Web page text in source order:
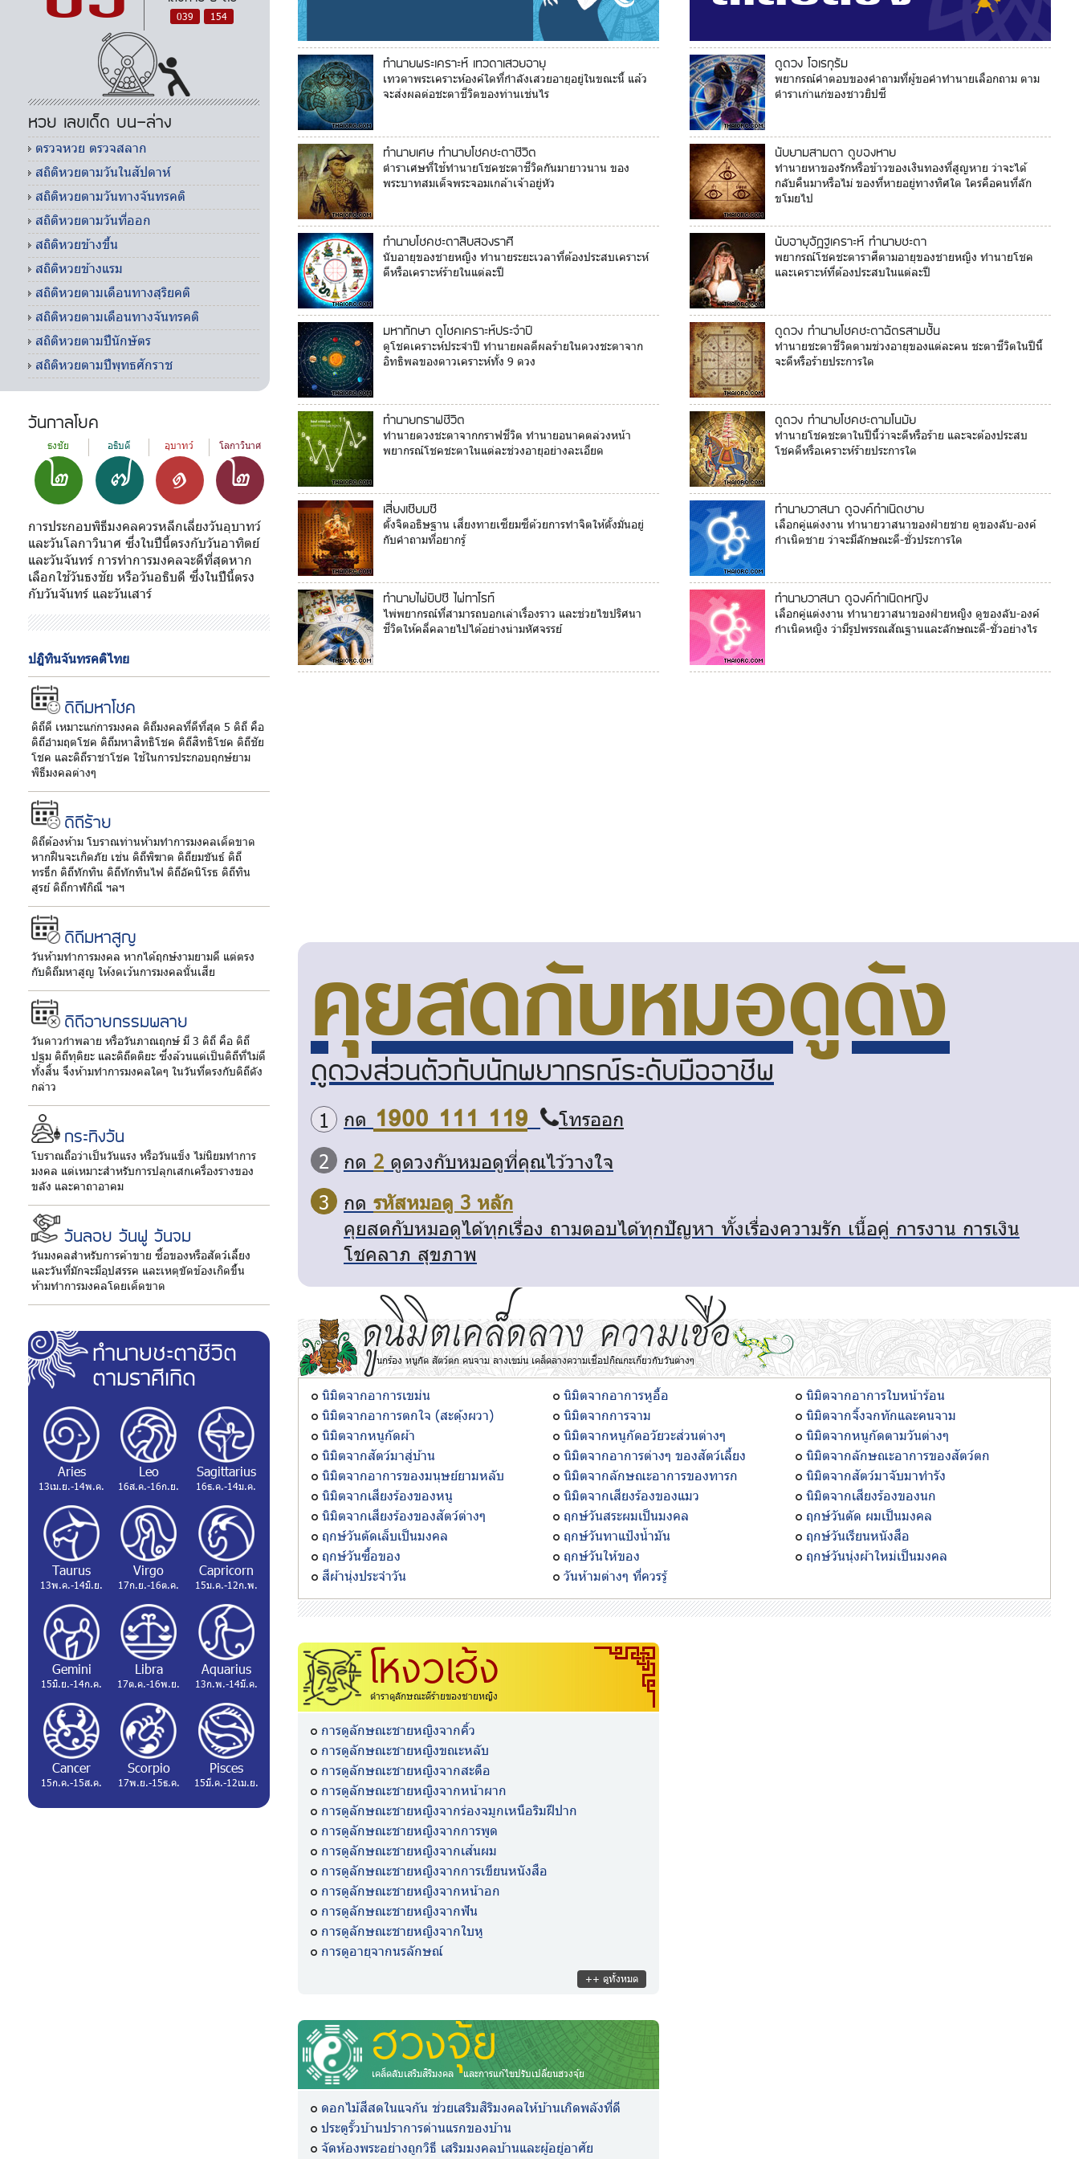
039 154
หวย เลขเด็ด บน-ล่าง
ตรวจหวย ตรวจสลาก
สถิติหวยตามวันในสัปดาห์
สถิติหวยตามวันทางจันทรคติ
สถิติหวยตามวันที่ออก
สถิติหวยข้างขึ้น
สถิติหวยข้างแรม
สถิติหวยตามเดือนทางสุริยคติ
สถิติหวยตามเดือนทางจันทรคติ
สถิติหวยตามปีนักษัตร
สถิติหวยตามปีพุทธศักราช
วันกาลโยค
ธงชัย อธิบดี อุบาทว์ โลกาวินาศ
๒ ๗ ๑ ๒
การประกอบพิธีมงคลควรหลีกเลี่ยงวันอุบาทว์
และวันโลกาวินาศ ซึ่งในปีนี้ตรงกับวันอาทิตย์
และวันจันทร์ การทำการมงคลจะดีที่สุดหาก
เลือกใช้วันธงชัย หรือวันอธิบดี ซึ่งในปีนี้ตรง
กับวันจันทร์ และวันเสาร์
ปฎิทินจันทรคติไทย
ดิถีมหาโชค
ดิถีดี เหมาะแก่การมงคล ดิถีมงคลที่ดีที่สุด 5 ดิถี คือ
ดิถีอำมฤตโชค ดิถีมหาสิทธิโชค ดิถีสิทธิโชค ดิถีชัย
โชค และดิถีราชาโชค ใช้ในการประกอบฤกษ์ยาม
พิธีมงคลต่างๆ
ดิถีร้าย
ดิถีต้องห้าม โบราณท่านห้ามทำการมงคลเด็ดขาด
หากฝืนจะเกิดภัย เช่น ดิถีพิฆาต ดิถียมขันธ์ ดิถี
ทรธึก ดิถีทักทิน ดิถีทักทินไฟ ดิถีอัคนิโรธ ดิถีทิน
สูรย์ ดิถีกาฬกิณี ฯลฯ
ดิถีมหาสูญ
วันห้ามทำการมงคล หากได้ฤกษ์งามยามดี แต่ตรง
กับดิถีมหาสูญ ให้งดเว้นการมงคลนั้นเสีย
ดิถีอายกรรมพลาย
วันดาวกำพลาย หรือวันภาณฤกษ์ มี 3 ดิถี คือ ดิถี
ปฐม ดิถีทุติยะ และดิถีตติยะ ซึ่งล้วนแต่เป็นดิถีที่ไม่ดี
ทั้งสิ้น จึงห้ามทำการมงคลใดๆ ในวันที่ตรงกับดิถีดัง
กล่าว
กระทิงวัน
โบราณถือว่าเป็นวันแรง หรือวันแข็ง ไม่นิยมทำการ
มงคล แต่เหมาะสำหรับการปลุกเสกเครื่องรางของ
ขลัง และคาถาอาคม
วันลอย วันฟู วันจม
วันมงคลสำหรับการค้าขาย ซื้อของหรือสัตว์เลี้ยง
และวันที่มักจะมีอุปสรรค และเหตุขัดข้องเกิดขึ้น
ห้ามทำการมงคลโดยเด็ดขาด
ทำนายชะตาชีวิต
ตามราศีเกิด
Aries
13เม.ย.-14พ.ค.
Leo
16ส.ค.-16ก.ย.
Sagittarius
16ธ.ค.-14ม.ค.
Taurus
13พ.ค.-14มิ.ย.
Virgo
17ก.ย.-16ต.ค.
Capricorn
15ม.ค.-12ก.พ.
Gemini
15มิ.ย.-14ก.ค.
Libra
17ต.ค.-16พ.ย.
Aquarius
13ก.พ.-14มี.ค.
Cancer
15ก.ค.-15ส.ค.
Scorpio
17พ.ย.-15ธ.ค.
Pisces
15มี.ค.-12เม.ย.
ทำนายพระเคราะห์ เทวดาเสวยอายุ
เทวดาพระเคราะห์องค์ใดที่กำลังเสวยอายุอยู่ในขณะนี้ แล้ว
จะส่งผลต่อชะตาชีวิตของท่านเช่นไร
ทำนายเศษ ทำนายโชคชะตาชีวิต
ตำราเศษที่ใช้ทำนายโชคชะตาชีวิตกันมายาวนาน ของ
พระบาทสมเด็จพระจอมเกล้าเจ้าอยู่หัว
ทำนายโชคชะตาสิบสองราศี
นับอายุของชายหญิง ทำนายระยะเวลาที่ต้องประสบเคราะห์
ดีหรือเคราะห์ร้ายในแต่ละปี
มหาทักษา ดูโชคเคราะห์ประจำปี
ดูโชคเคราะห์ประจำปี ทำนายผลดีผลร้ายในดวงชะตาจาก
อิทธิพลของดาวเคราะห์ทั้ง 9 ดวง
ทำนายกราฟชีวิต
ทำนายดวงชะตาจากกราฟชีวิต ทำนายอนาคตล่วงหน้า
พยากรณ์โชคชะตาในแต่ละช่วงอายุอย่างละเอียด
เสี่ยงเซียมซี
ตั้งจิตอธิษฐาน เสี่ยงทายเซียมซีด้วยการทำจิตให้ตั้งมั่นอยู่
กับคำถามที่อยากรู้
ทำนายไพ่ยิปซี ไพ่ทาโรท์
ไพ่พยากรณ์ที่สามารถบอกเล่าเรื่องราว และช่วยไขปริศนา
ชีวิตให้คลี่คลายไปได้อย่างน่ามหัศจรรย์
ดูดวง โอเรกุรัม
พยากรณ์คำตอบของคำถามที่ผู้ขอคำทำนายเลือกถาม ตาม
ตำราเก่าแก่ของชาวยิปซี
นับยามสามตา ดูของหาย
ทำนายหาของรักหรือข้าวของเงินทองที่สูญหาย ว่าจะได้
กลับคืนมาหรือไม่ ของที่หายอยู่ทางทิศใด ใครคือคนที่ลัก
ขโมยไป
นับอายุอัฏฐเคราะห์ ทำนายชะตา
พยากรณ์โชคชะตาราศีตามอายุของชายหญิง ทำนายโชค
และเคราะห์ที่ต้องประสบในแต่ละปี
ดูดวง ทำนายโชคชะตาฉัตรสามชั้น
ทำนายชะตาชีวิตตามช่วงอายุของแต่ละคน ชะตาชีวิตในปีนี้
จะดีหรือร้ายประการใด
ดูดวง ทำนายโชคชะตามโนมัย
ทำนายโชคชะตาในปีนี้ว่าจะดีหรือร้าย และจะต้องประสบ
โชคดีหรือเคราะห์ร้ายประการใด
ทำนายวาสนา ดูองค์กำเนิดชาย
เลือกคู่แต่งงาน ทำนายวาสนาของฝ่ายชาย ดูของลับ-องค์
กำเนิดชาย ว่าจะมีลักษณะดี-ชั่วประการใด
ทำนายวาสนา ดูองค์กำเนิดหญิง
เลือกคู่แต่งงาน ทำนายวาสนาของฝ่ายหญิง ดูของลับ-องค์
กำเนิดหญิง ว่ามีรูปพรรณสัณฐานและลักษณะดี-ชั่วอย่างไร
คุยสดกับหมอดูดัง
ดูดวงส่วนตัวกับนักพยากรณ์ระดับมืออาชีพ
1 กด 1900 111 119
โทรออก
2
กด 2 ดูดวงกับหมอดูที่คุณไว้วางใจ
3
กด รหัสหมอดู 3 หลัก
คุยสดกับหมอดูได้ทุกเรื่อง ถามตอบได้ทุกปัญหา ทั้งเรื่องความรัก เนื้อคู่ การงาน การเงิน
โชคลาภ สุขภาพ
ดูนิมิตเคล็ดลาง ความเชื่อ
นกร้อง หนูกัด สัตว์ตก คนจาม ลางเขม่นเคล็ดลางความเชื่อปกิณกะเกี่ยวกับวันต่างๆ
นิมิตจากอาการเขม่น นิมิตจากอาการหูอื้อ
นิมิตจากอาการใบหน้าร้อน
นิมิตจากอาการตกใจ (สะดุ้งผวา)
นิมิตจากการจาม
นิมิตจากจิ้งจกทักและคนจาม
นิมิตจากหนูกัดผ้า
นิมิตจากหนูกัดอวัยวะส่วนต่างๆ
นิมิตจากหนูกัดตามวันต่างๆ
นิมิตจากสัตว์มาสู่บ้าน
นิมิตจากอาการต่างๆ ของสัตว์เลี้ยง
นิมิตจากลักษณะอาการของสัตว์ตก
นิมิตจากอาการของมนุษย์ยามหลับ
นิมิตจากลักษณะอาการของทารก
นิมิตจากสัตว์มาจับมาทำรัง
นิมิตจากเสียงร้องของหนู
นิมิตจากเสียงร้องของแมว
นิมิตจากเสียงร้องของนก
นิมิตจากเสียงร้องของสัตว์ต่างๆ
ฤกษ์วันสระผมเป็นมงคล
ฤกษ์วันตัด ผมเป็นมงคล
ฤกษ์วันตัดเล็บเป็นมงคล
ฤกษ์วันทาแป้งน้ำมัน
ฤกษ์วันเรียนหนังสือ
ฤกษ์วันซื้อของ
ฤกษ์วันให้ของ
ฤกษ์วันนุ่งผ้าใหม่เป็นมงคล
สีผ้านุ่งประจำวัน
วันห้ามต่างๆ ที่ควรรู้
โหงวเฮ้ง
ตำราดูลักษณะดีร้ายของชายหญิง
การดูลักษณะชายหญิงจากคิ้ว
การดูลักษณะชายหญิงขณะหลับ
การดูลักษณะชายหญิงจากสะดือ
การดูลักษณะชายหญิงจากหน้าผาก
การดูลักษณะชายหญิงจากร่องจมูกเหนือริมฝีปาก
การดูลักษณะชายหญิงจากการพูด
การดูลักษณะชายหญิงจากเส้นผม
การดูลักษณะชายหญิงจากการเขียนหนังสือ
การดูลักษณะชายหญิงจากหน้าอก
การดูลักษณะชายหญิงจากฟัน
การดูลักษณะชายหญิงจากใบหู
การดูอายุจากนรลักษณ์
++ ดูทั้งหมด
ฮวงจุ้ย
เคล็ดลับเสริมสิริมงคล และการแก้ไขปรับเปลี่ยนฮวงจุ้ย
ดอกไม้สีสดในแจกัน ช่วยเสริมสิริมงคลให้บ้านเกิดพลังที่ดี
ประตูรั้วบ้านปราการด่านแรกของบ้าน
จัดห้องพระอย่างถูกวิธี เสริมมงคลบ้านและผู้อยู่อาศัย